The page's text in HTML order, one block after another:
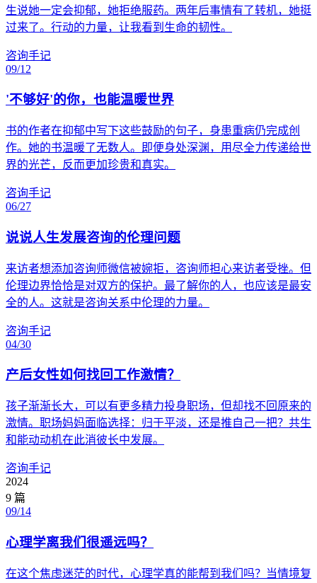
生说她一定会抑郁，她拒绝服药。两年后事情有了转机，她挺
过来了。行动的力量，让我看到生命的韧性。
咨询手记
09/12
'不够好'的你，也能温暖世界
书的作者在抑郁中写下这些鼓励的句子，身患重病仍完成创
作。她的书温暖了无数人。即便身处深渊，用尽全力传递给世
界的光芒，反而更加珍贵和真实。
咨询手记
06/27
说说人生发展咨询的伦理问题
来访者想添加咨询师微信被婉拒，咨询师担心来访者受挫。但
伦理边界恰恰是对双方的保护。最了解你的人，也应该是最安
全的人。这就是咨询关系中伦理的力量。
咨询手记
04/30
产后女性如何找回工作激情？
孩子渐渐长大，可以有更多精力投身职场，但却找不回原来的
激情。职场妈妈面临选择：归于平淡，还是推自己一把？共生
和能动动机在此消彼长中发展。
咨询手记
2024
9 篇
09/14
心理学离我们很遥远吗？
在这个焦虑迷茫的时代，心理学真的能帮到我们吗？当情境复